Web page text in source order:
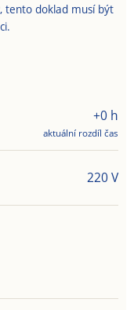
tento doklad musí být
+0 h
aktuální rozdíl čas
220 V